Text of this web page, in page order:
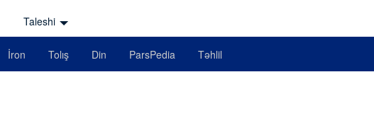
Taleshi
İron Tolış Din ParsPedia Təhlil